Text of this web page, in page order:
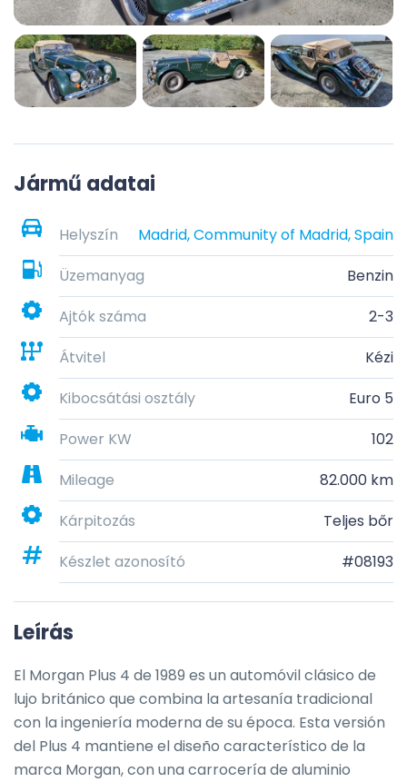
Jármű adatai
Helyszín
Madrid, Community of Madrid, Spain
Üzemanyag
Benzin
Ajtók száma
2-3
Átvitel
Kézi
Kibocsátási osztály
Euro 5
Power KW
102
Mileage
82.000 km
Kárpitozás
Teljes bőr
Készlet azonosító
#08193
Leírás
El Morgan Plus 4 de 1989 es un automóvil clásico de
lujo británico que combina la artesanía tradicional
con la ingeniería moderna de su época. Esta versión
del Plus 4 mantiene el diseño característico de la
marca Morgan, con una carrocería de aluminio